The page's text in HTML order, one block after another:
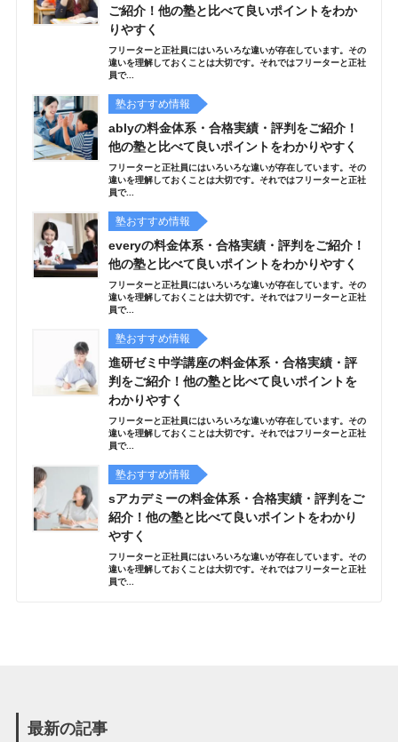
ご紹介！他の塾と比べて良いポイントをわか
りやすく
フリーターと正社員にはいろいろな違いが存在しています。その
違いを理解しておくことは大切です。それではフリーターと正社
員で...
塾おすすめ情報
ablyの料金体系・合格実績・評判をご紹介！
他の塾と比べて良いポイントをわかりやすく
フリーターと正社員にはいろいろな違いが存在しています。その
違いを理解しておくことは大切です。それではフリーターと正社
員で...
塾おすすめ情報
everyの料金体系・合格実績・評判をご紹介！
他の塾と比べて良いポイントをわかりやすく
フリーターと正社員にはいろいろな違いが存在しています。その
違いを理解しておくことは大切です。それではフリーターと正社
員で...
塾おすすめ情報
進研ゼミ中学講座の料金体系・合格実績・評
判をご紹介！他の塾と比べて良いポイントを
わかりやすく
フリーターと正社員にはいろいろな違いが存在しています。その
違いを理解しておくことは大切です。それではフリーターと正社
員で...
塾おすすめ情報
sアカデミーの料金体系・合格実績・評判をご
紹介！他の塾と比べて良いポイントをわかり
やすく
フリーターと正社員にはいろいろな違いが存在しています。その
違いを理解しておくことは大切です。それではフリーターと正社
員で...
最新の記事